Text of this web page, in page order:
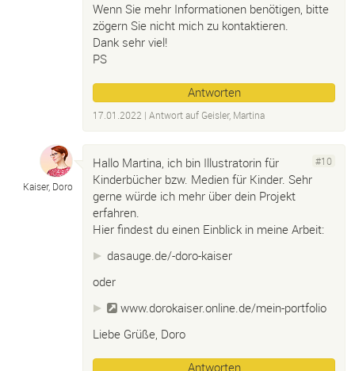
Wenn Sie mehr Informationen benötigen, bitte
zögern Sie nicht mich zu kontaktieren.
Dank sehr viel!
PS
Antworten
17.01.2022 | Antwort auf Geisler, Martina
Kaiser, Doro
#10
Hallo Martina, ich bin Illustratorin für
Kinderbücher bzw. Medien für Kinder. Sehr
gerne würde ich mehr über dein Projekt
erfahren.
Hier findest du einen Einblick in meine Arbeit:
dasauge.de/-doro-kaiser
oder
www.dorokaiser.online.de/mein-portfolio
Liebe Grüße, Doro
Antworten